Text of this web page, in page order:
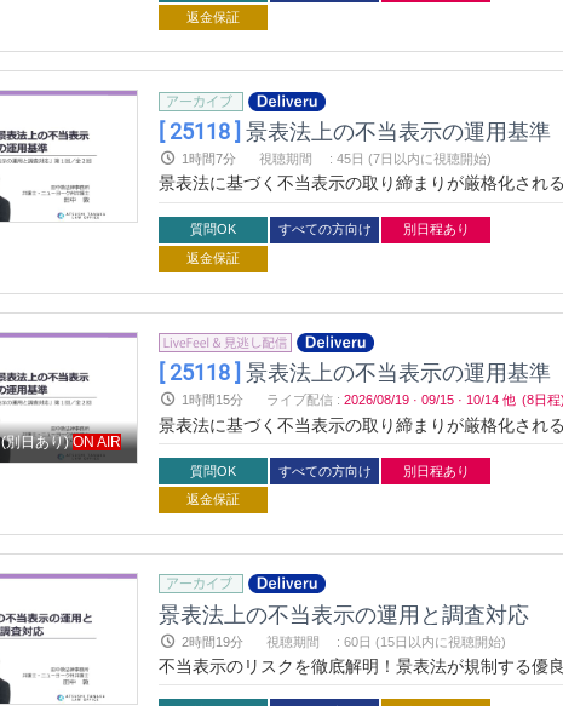
ブ配信は、アーカイブ動画を配信するものです。
返金保証
[ 25118 ]景表法上の不当表示の運用基準
1時間7分 視聴期間 : 45日 (7日以内に視聴開始)
景表法に基づく不当表示の取り締まりが厳格化され
ーでは、最新の運用基準と具体的な事例を通じて、
ントを学びます。
質問OK すべての方向け
別日程あり
返金保証
(別日あり) ON AIR
[ 25118 ]景表法上の不当表示の運用基準
1時間15分 ライブ配信 : 2026/08/19 · 09/15 · 10/14 他 (8日程)
景表法に基づく不当表示の取り締まりが厳格化され
ーでは、最新の運用基準と具体的な事例を通じて、
ントを学びます。
質問OK すべての方向け
別日程あり
返金保証
景表法上の不当表示の運用と調査対応
2時間19分 視聴期間 : 60日 (15日以内に視聴開始)
不当表示のリスクを徹底解明！景表法が規制する優
を詳しく解説します。